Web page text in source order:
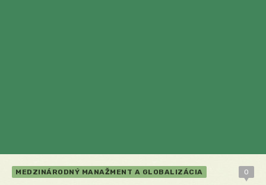
MEDZINÁRODNÝ MANAŽMENT A GLOBALIZÁCIA 0